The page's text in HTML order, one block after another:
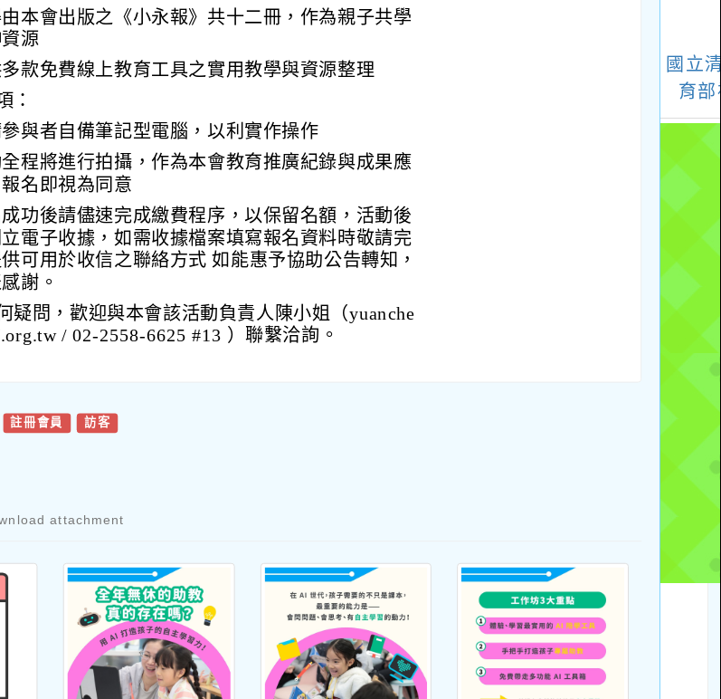
本會出版之《小永報》共十二冊，作為親子共學
源
款免費線上教育工具之實用教學與資源整理
：
與者自備筆記型電腦，以利實作操作
程將進行拍攝，作為本會教育推廣紀錄與成果應
名即視為同意
功後請儘速完成繳費程序，以保留名額，活動後
電子收據，如需收據檔案填寫報名資料時敬請完
可用於收信之聯絡方式 如能惠予協助公告轉知，
謝。
疑問，歡迎與本會該活動負責人陳小姐（yuanche
/ 02-2558-6625 #13 ）聯繫洽詢。
註冊會員 訪客
attachment